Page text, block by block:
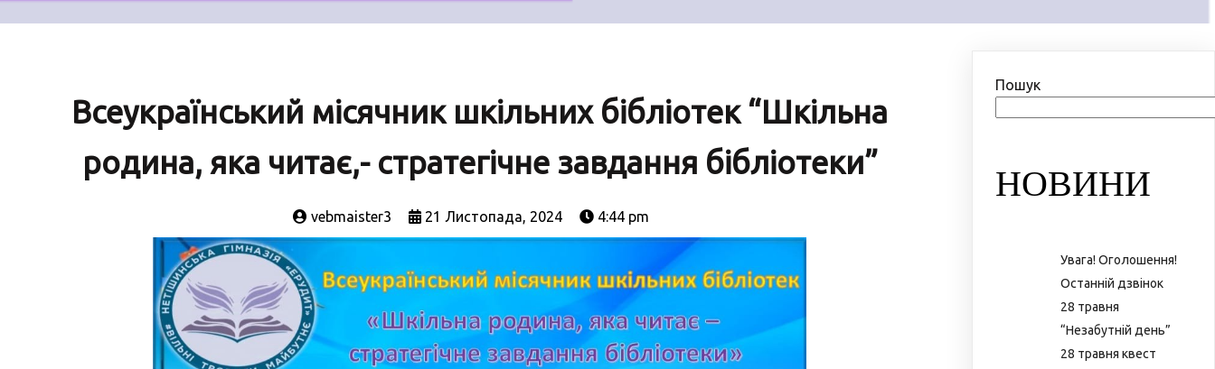
Всеукраїнський місячник шкільних бібліотек “Шкільна
родина, яка читає,- стратегічне завдання бібліотеки”
vebmaister3 21 Листопада, 2024 4:44 pm
Пошук
НОВИНИ
Увага! Оголошення!
Останній дзвінок
28 травня
“Незабутній день”
28 травня квест